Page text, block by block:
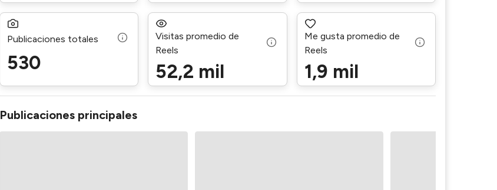
Publicaciones totales
530
Visitas promedio de
Reels
52,2 mil
Me gusta promedio de
Reels
1,9 mil
Publicaciones principales